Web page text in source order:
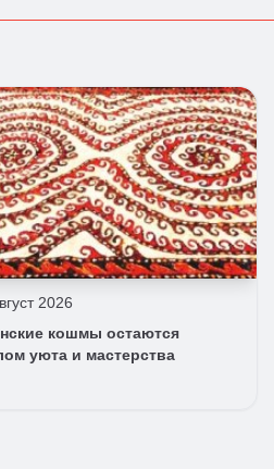
2026
кошмы остаются
уюта и мастерства